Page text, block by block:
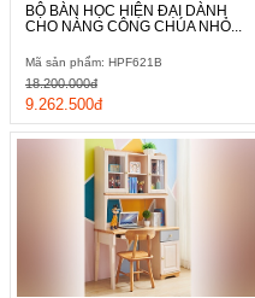
BỘ BÀN HỌC HIỆN ĐẠI DÀNH
CHO NÀNG CÔNG CHÚA NHỎ...
Mã sản phẩm: HPF621B
9.262.500đ
18.200.000đ